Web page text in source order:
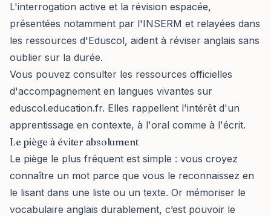
L'interrogation active et la révision espacée,
présentées notamment par l'INSERM et relayées dans
les ressources d'Eduscol, aident à réviser anglais sans
oublier sur la durée.
Vous pouvez consulter les ressources officielles
d'accompagnement en langues vivantes sur
eduscol.education.fr. Elles rappellent l'intérêt d'un
apprentissage en contexte, à l'oral comme à l'écrit.
Le piège à éviter absolument
Le piège le plus fréquent est simple : vous croyez
connaître un mot parce que vous le reconnaissez en
le lisant dans une liste ou un texte. Or mémoriser le
vocabulaire anglais durablement, c’est pouvoir le